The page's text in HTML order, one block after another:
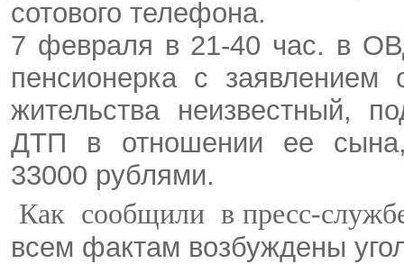
сотового телефона.
7 февраля в 21-40 час. в
пенсионерка с
жительства неизвестный,
ДТП в отношении ее сына,
33000 рублями.
Как сообщили в пресс-
всем фактам возбуждены